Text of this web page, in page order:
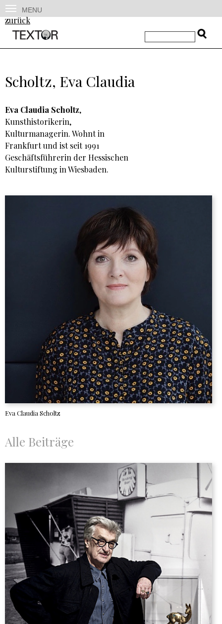
MENU
zurück
Scholtz, Eva Claudia
Eva Claudia Scholtz,
Kunsthistorikerin,
Kulturmanagerin. Wohnt in
Frankfurt und ist seit 1991
Geschäftsführerin der Hessischen
Kulturstiftung in Wiesbaden.
Eva Claudia Scholtz
Alle Beiträge